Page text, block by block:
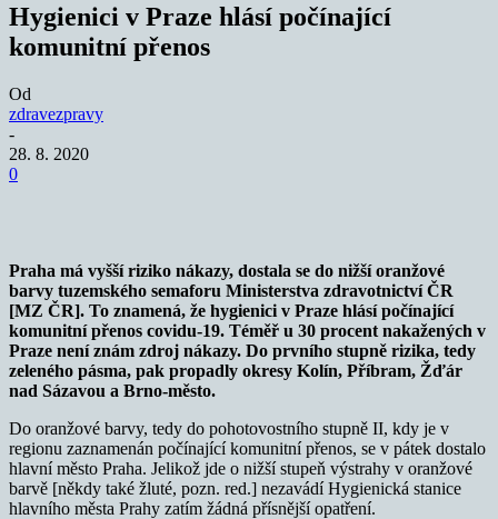
Hygienici v Praze hlásí počínající
komunitní přenos
Od
zdravezpravy
-
28. 8. 2020
0
Praha má vyšší riziko nákazy, dostala se do nižší oranžové
barvy tuzemského semaforu Ministerstva zdravotnictví ČR
[MZ ČR]. To znamená, že hygienici v Praze hlásí počínající
komunitní přenos covidu-19. Téměř u 30 procent nakažených v
Praze není znám zdroj nákazy. Do prvního stupně rizika, tedy
zeleného pásma, pak propadly okresy Kolín, Příbram, Žďár
nad Sázavou a Brno-město.
Do oranžové barvy, tedy do pohotovostního stupně II, kdy je v
regionu zaznamenán počínající komunitní přenos, se v pátek dostalo
hlavní město Praha. Jelikož jde o nižší stupeň výstrahy v oranžové
barvě [někdy také žluté, pozn. red.] nezavádí Hygienická stanice
hlavního města Prahy zatím žádná přísnější opatření.